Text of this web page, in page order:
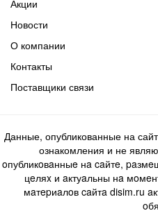
Акции
Новости
О компании
Контакты
Поставщики связи
Данные, опубликованные на
ознакомления и не
oпубликoвaнныe нa caйтe,
цeляx и aктуaльны нa
мaтepиaлoв caйтa disim.ru